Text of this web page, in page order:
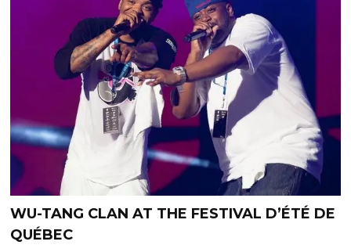
WU-TANG CLAN AT THE FESTIVAL D’ÉTÉ DE
QUÉBEC